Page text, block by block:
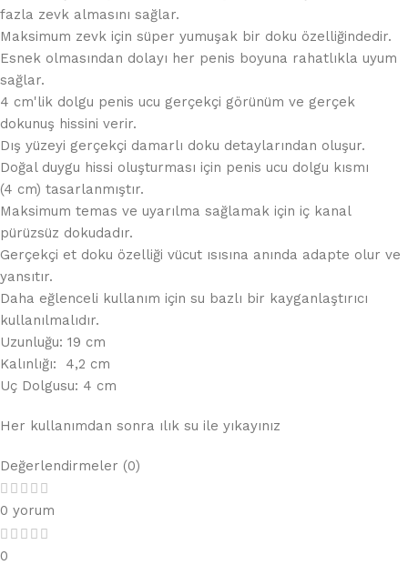
fazla zevk almasını sağlar.
Maksimum zevk için süper yumuşak bir doku özelliğindedir.
Esnek olmasından dolayı her penis boyuna rahatlıkla uyum
sağlar.
4 cm'lik dolgu penis ucu gerçekçi görünüm ve gerçek
dokunuş hissini verir.
Dış yüzeyi gerçekçi damarlı doku detaylarından oluşur.
Doğal duygu hissi oluşturması için penis ucu dolgu kısmı
(4 cm) tasarlanmıştır.
Maksimum temas ve uyarılma sağlamak için iç kanal
pürüzsüz dokudadır.
Gerçekçi et doku özelliği vücut ısısına anında adapte olur ve
yansıtır.
Daha eğlenceli kullanım için su bazlı bir kayganlaştırıcı
kullanılmalıdır.
Uzunluğu: 19 cm
Kalınlığı: 4,2 cm
Uç Dolgusu: 4 cm
Her kullanımdan sonra ılık su ile yıkayınız
Değerlendirmeler (0)
0 yorum
0